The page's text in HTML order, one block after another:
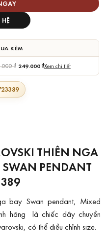
KÈM
₫ 249.000 ₫Xem chi tiết
THIÊN NGA
PENDANT
bay Swan pendant, Mixed
hãng là chiếc dây chuyền
có thể điều chỉnh size.